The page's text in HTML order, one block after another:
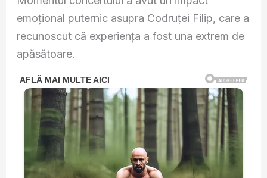
emoțional puternic asupra Codruței Filip, care a
recunoscut că experiența a fost una extrem de
apăsătoare.